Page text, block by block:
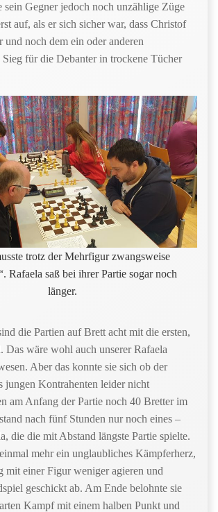
sein Gegner jedoch noch unzählige Züge
auf, als er sich sicher war, dass Christof
und noch dem ein oder anderen
für die Debanter in trockene Tücher
trotz der Mehrfigur zwangsweise
Rafaela saß bei ihrer Partie sogar noch
länger.
die Partien auf Brett acht mit die ersten,
Das wäre wohl auch unserer Rafaela
Aber das konnte sie sich ob der
jungen Kontrahenten leider nicht
am Anfang der Partie noch 40 Bretter im
nach fünf Stunden nur noch eines –
die die mit Abstand längste Partie spielte.
mehr ein unglaubliches Kämpferherz,
mit einer Figur weniger agieren und
geschickt ab. Am Ende belohnte sie
Kampf mit einem halben Punkt und